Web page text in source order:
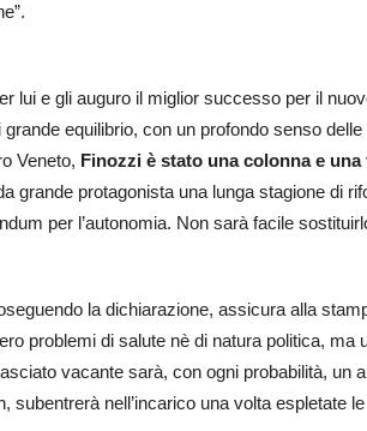
lui e gli auguro il miglior successo per il
equilibrio, con un profondo senso
Veneto, Finozzi è stato una colonna e
grande protagonista una lunga stagione di
per l’autonomia. Non sarà facile
la dichiarazione, assicura alla
problemi di salute nè di natura politica, ma
vacante sarà, con ogni probabilità, un
subentrerà nell’incarico una volta espletate